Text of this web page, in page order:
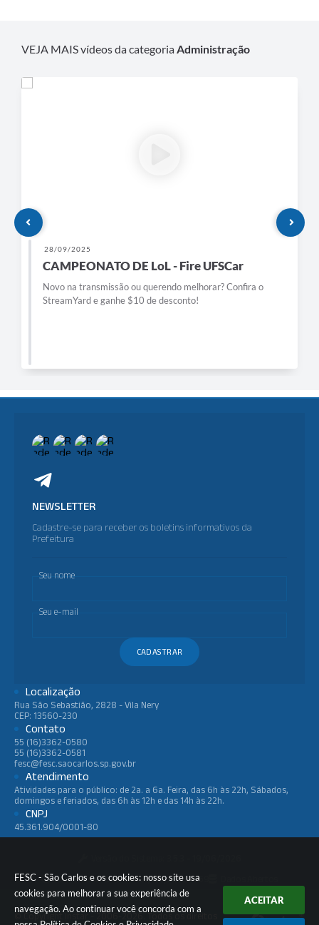
FESC - São Carlos e os cookies: nosso site usa
cookies para melhorar a sua experiência de
navegação. Ao continuar você concorda com a
ACEITAR
VEJA MAIS vídeos da categoria Administração
28/09/2025
CAMPEONATO DE LoL - Fire UFSCar
Novo na transmissão ou querendo melhorar? Confira o
StreamYard e ganhe $10 de desconto!
NEWSLETTER
Cadastre-se para receber os boletins informativos da
Prefeitura
Seu nome
Seu e-mail
CADASTRAR
Localização
Rua São Sebastião, 2828 - Vila Nery
CEP: 13560-230
Contato
55 (16)3362-0580
55 (16)3362-0581
fesc@fesc.saocarlos.sp.gov.br
Atendimento
Atividades para o público: de 2a. a 6a. Feira, das 6h às 22h, Sábados,
domingos e feriados, das 6h às 12h e das 14h às 22h.
CNPJ
45.361.904/0001-80
Portal atualizado em:07/08/2026 11:59
© Copyright Instar - 2006-2026. Todos os direitos